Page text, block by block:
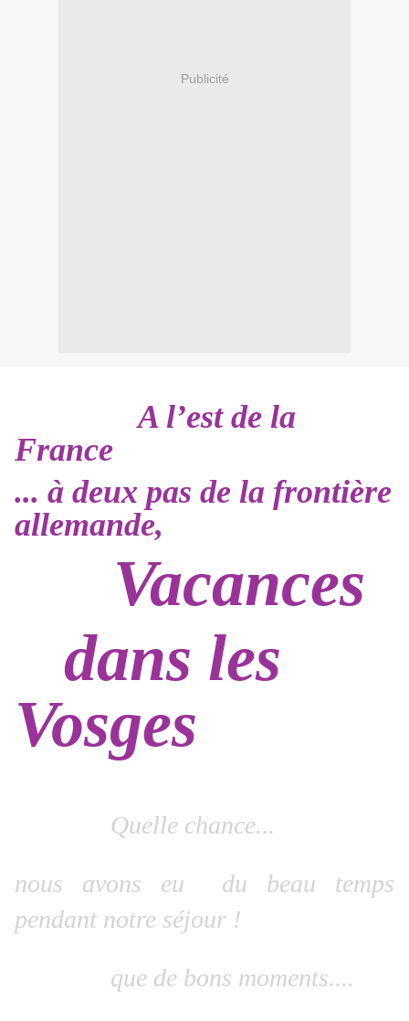
Publicité
A l’est de la
France
... à deux pas de la frontière
allemande,
Vacances
dans les
Vosges
Quelle chance...
nous avons eu du beau temps
pendant notre séjour !
que de bons moments....